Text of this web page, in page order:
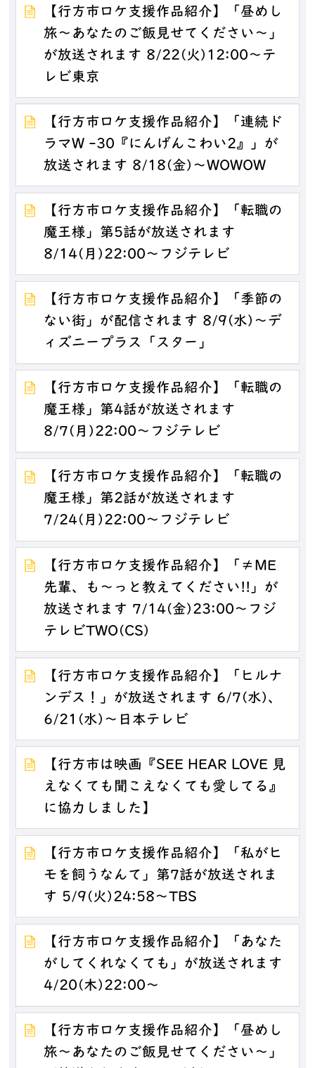
【行方市ロケ支援作品紹介】「昼めし
旅～あなたのご飯見せてください～」
が放送されます 8/22(火)12:00～テ
レビ東京
【行方市ロケ支援作品紹介】「連続ド
ラマW -30『にんげんこわい2』」が
放送されます 8/18(金)～WOWOW
【行方市ロケ支援作品紹介】「転職の
魔王様」第5話が放送されます
8/14(月)22:00～フジテレビ
【行方市ロケ支援作品紹介】「季節の
ない街」が配信されます 8/9(水)～デ
ィズニープラス「スター」
【行方市ロケ支援作品紹介】「転職の
魔王様」第4話が放送されます
8/7(月)22:00～フジテレビ
【行方市ロケ支援作品紹介】「転職の
魔王様」第2話が放送されます
7/24(月)22:00～フジテレビ
【行方市ロケ支援作品紹介】「≠ME
先輩、も～っと教えてください!!」が
放送されます 7/14(金)23:00～フジ
テレビTWO(CS)
【行方市ロケ支援作品紹介】「ヒルナ
ンデス！」が放送されます 6/7(水)、
6/21(水)～日本テレビ
【行方市は映画『SEE HEAR LOVE 見
えなくても聞こえなくても愛してる』
に協力しました】
【行方市ロケ支援作品紹介】「私がヒ
モを飼うなんて」第7話が放送されま
す 5/9(火)24:58～TBS
【行方市ロケ支援作品紹介】「あなた
がしてくれなくても」が放送されます
4/20(木)22:00～
【行方市ロケ支援作品紹介】「昼めし
旅～あなたのご飯見せてください～」